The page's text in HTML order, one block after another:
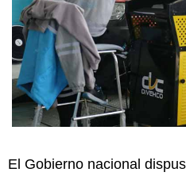
El Gobierno nacional